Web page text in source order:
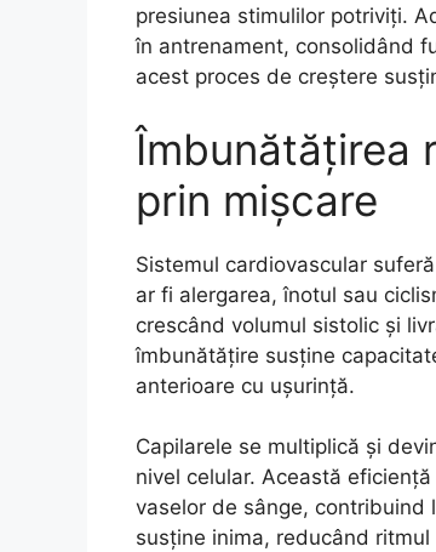
presiunea stimulilor potriviți.
în antrenament, consolidând
acest proces de creștere
Îmbunătățirea
prin mișcare
Sistemul cardiovascular
ar fi alergarea, înotul sau
crescând volumul sistolic și
îmbunătățire susține
anterioare cu ușurință.
Capilarele se multiplică și
nivel celular. Această
vaselor de sânge, contribuind
susține inima, reducând